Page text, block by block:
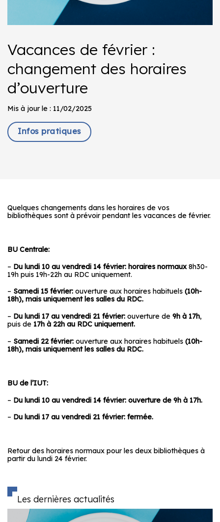
Vacances de février :
changement des horaires
d’ouverture
Mis à jour le : 11/02/2025
Infos pratiques
Quelques changements dans les horaires de vos
bibliothèques sont à prévoir pendant les vacances de février.
BU Centrale:
– Du lundi 10 au vendredi 14 février: horaires normaux8h30-
19h puis 19h-22h au RDC uniquement.
– Samedi 15 février: ouverture aux horaires habituels (10h-
18h), mais uniquement les salles du RDC.
– Du lundi 17 au vendredi 21 février: ouverture de 9h à 17h,
puis de 17h à 22h au RDC uniquement.
– Samedi 22 février: ouverture aux horaires habituels (10h-
18h), mais uniquement les salles du RDC.
BU de l’IUT:
– Du lundi 10 au vendredi 14 février: ouverture de 9h à 17h.
– Du lundi 17 au vendredi 21 février: fermée.
Retour des horaires normaux pour les deux bibliothèques à
partir du lundi 24 février.
Les dernières actualités